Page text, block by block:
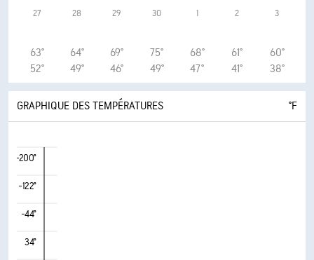
27
63°
52°
28
64°
49°
29
69°
46°
30
75°
49°
1
68°
47°
2
61°
41°
3
60°
38°
GRAPHIQUE DES TEMPÉRATURES °F
-200°
-122°
-44°
34°